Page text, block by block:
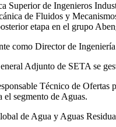
Superior de Ingenieros
de Fluidos y
etapa en el grupo
como Director de
Adjunto de SETA se
Técnico de
el segmento de Aguas.
de Agua y Aguas